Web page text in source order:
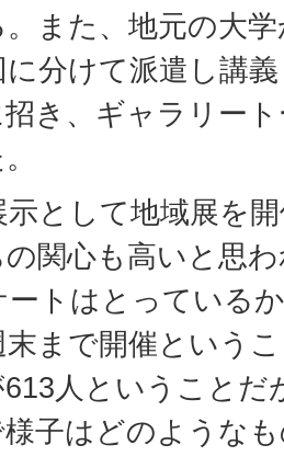
また、地元の大
に分けて派遣し講
き、ギャラリー
として地域展を
関心も高いと思
ートはとっている
まで開催という
人ということだ
子はどのような